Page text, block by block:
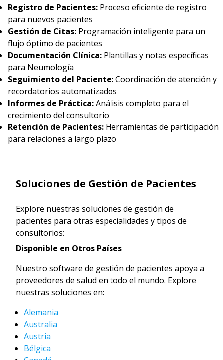
Registro de Pacientes: Proceso eficiente de registro
para nuevos pacientes
Gestión de Citas: Programación inteligente para un
flujo óptimo de pacientes
Documentación Clínica: Plantillas y notas específicas
para Neumología
Seguimiento del Paciente:Coordinación de atención y
recordatorios automatizados
Informes de Práctica:Análisis completo para el
crecimiento del consultorio
Retención de Pacientes: Herramientas de participación
para relaciones a largo plazo
Soluciones de Gestión de Pacientes
Explore nuestras soluciones de gestión de
pacientes para otras especialidades y tipos de
consultorios:
Disponible en Otros Países
Nuestro software de gestión de pacientes apoya a
proveedores de salud en todo el mundo. Explore
nuestras soluciones en:
Alemania
Australia
Austria
Bélgica